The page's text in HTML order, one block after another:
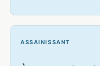
ASSAINISSANT